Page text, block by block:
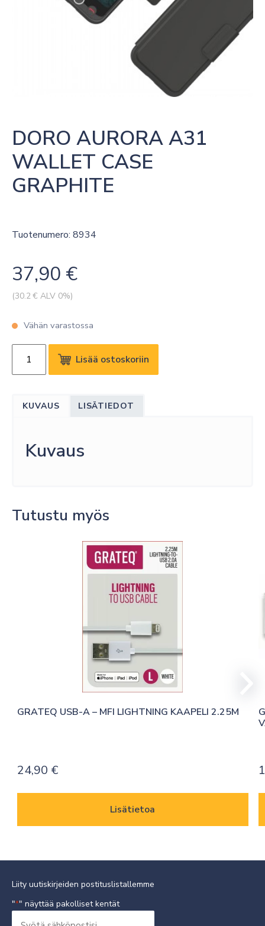
DORO AURORA A31
WALLET CASE
GRAPHITE
Tuotenumero: 8934
37,90 €
(30.2€ ALV 0%)
Vähän varastossa
AURORA
CASE
määrä
Lisää ostoskoriin
KUVAUS LISÄTIEDOT
Kuvaus
Tutustu myös
GRATEQ USB-A – MFI LIGHTNING KAAPELI 2.25M
24,90 €
Lisätietoa
Liity uutiskirjeiden postituslistallemme
"*" näyttää pakolliset kentät